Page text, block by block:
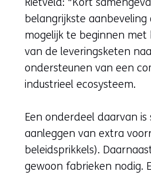
belangrijkste aanbeveling
mogelijk te beginnen
van de leveringsketen
ondersteunen van een
industrieel ecosysteem.
Een onderdeel daarvan
aanleggen van extra
beleidsprikkels).
gewoon fabrieken nodig.